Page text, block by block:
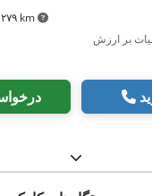
۴٬۲۷۹ km
بر ارزش